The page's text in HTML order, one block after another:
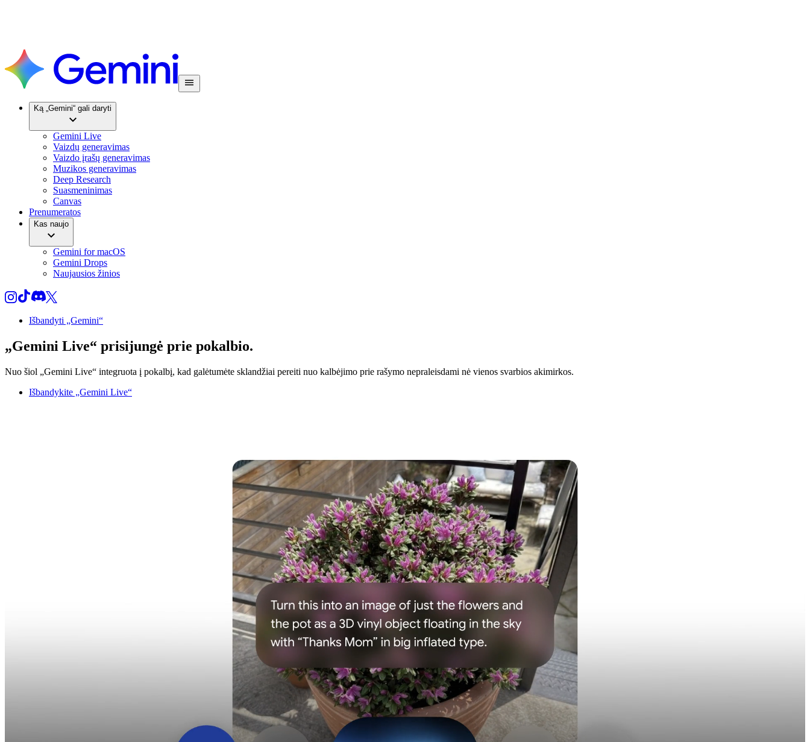
Ką „Gemini“ gali daryti
Gemini Live
Vaizdų generavimas
Vaizdo įrašų generavimas
Muzikos generavimas
Deep Research
Suasmeninimas
Canvas
Prenumeratos
Kas naujo
Gemini for macOS
Gemini Drops
Naujausios žinios
Išbandyti „Gemini“
„Gemini Live“ prisijungė prie pokalbio.
Nuo šiol „Gemini Live“ integruota į pokalbį, kad galėtumėte sklandžiai pereiti nuo kalbėjimo prie rašymo nepraleisdami nė vienos svarbios akimirkos.
Išbandykite „Gemini Live“